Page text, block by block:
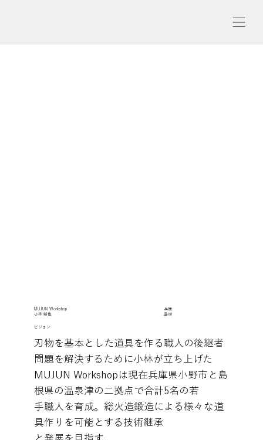
MUJUN Workshop
小林 新也
兵庫
島根
ビジョン
刃物を基本とした道具を作る職人の後継者
問題を解決するために小林が立ち上げた
MUJUN Workshopは現在兵庫県小野市と島
根県の温泉津の二拠点で合計5名の若
手職人を育成。総火造鍛造による様々な道
具作りを可能とする技術継承
と発展を目指す。